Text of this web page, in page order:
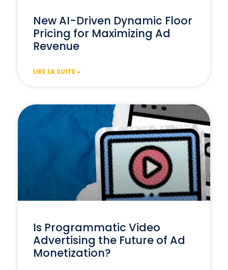
New AI-Driven Dynamic Floor
Pricing for Maximizing Ad
Revenue
LIRE LA SUITE »
Is Programmatic Video
Advertising the Future of Ad
Monetization?